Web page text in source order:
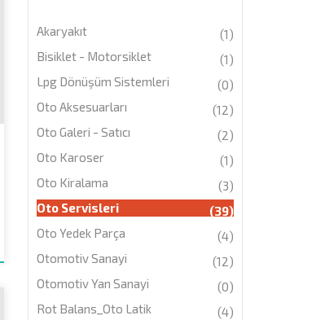
Akaryakıt
(1)
Bisiklet - Motorsiklet
(1)
Lpg Dönüşüm Sistemleri
(0)
Oto Aksesuarları
(12)
Oto Galeri - Satıcı
(2)
Oto Karoser
(1)
Oto Kiralama
(3)
Oto Servisleri
(39)
Oto Yedek Parça
(4)
Otomotiv Sanayi
(12)
Otomotiv Yan Sanayi
(0)
Rot Balans_Oto Latik
(4)